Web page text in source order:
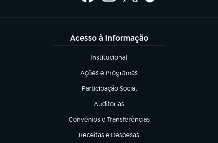
Acesso à Informação
Institucional
(abre em nova aba)
Ações e Programas
(abre em nova aba)
Participação Social
(abre em nova aba)
Auditorias
(abre em nova aba)
Convênios e Transferências
(abre em nova aba)
Receitas e Despesas
(abre em nova aba)